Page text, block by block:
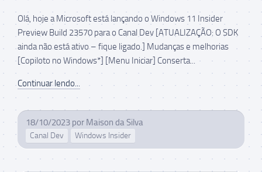
Olá, hoje a Microsoft está lançando o Windows 11 Insider
Preview Build 23570 para o Canal Dev [ATUALIZAÇÃO: O SDK
ainda não está ativo – fique ligado.] Mudanças e melhorias
[Copiloto no Windows*] [Menu Iniciar] Conserta...
Continuar lendo...
18/10/2023 por Maison da Silva
Canal Dev Windows Insider